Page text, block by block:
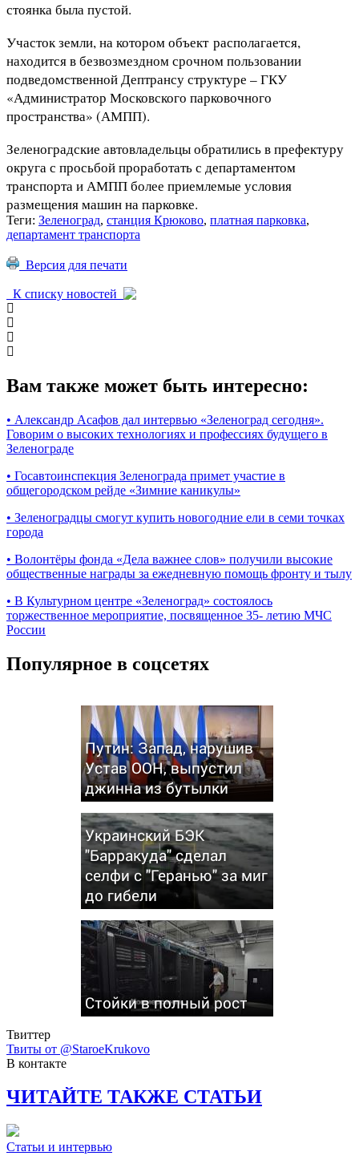
стоянка была пустой.
Участок земли, на котором объект располагается,
находится в безвозмездном срочном пользовании
подведомственной Дептрансу структуре – ГКУ
«Администратор Московского парковочного
пространства» (АМПП).
Зеленоградские автовладельцы обратились в префектуру
округа с просьбой проработать с департаментом
транспорта и АМПП более приемлемые условия
размещения машин на парковке.
Теги: Зеленоград, станция Крюково, платная парковка,
департамент транспорта
Версия для печати
К списку новостей
Вам также может быть интересно:
• Александр Асафов дал интервью «Зеленоград сегодня».
Говорим о высоких технологиях и профессиях будущего в
Зеленограде
• Госавтоинспекция Зеленограда примет участие в
общегородском рейде «Зимние каникулы»
• Зеленоградцы смогут купить новогодние ели в семи точках
города
• Волонтёры фонда «Дела важнее слов» получили высокие
общественные награды за ежедневную помощь фронту и тылу
• В Культурном центре «Зеленоград» состоялось
торжественное мероприятие, посвященное 35- летию МЧС
России
Популярное в соцсетях
Путин: Запад, нарушив
Устав ООН, выпустил
джинна из бутылки
Украинский БЭК
"Барракуда" сделал
селфи с "Геранью" за миг
до гибели
Стойки в полный рост
Твиттер
Твиты от @StaroeKrukovo
В контакте
ЧИТАЙТЕ ТАКЖЕ СТАТЬИ
Статьи и интервью